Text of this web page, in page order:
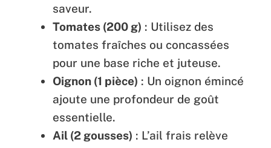
saveur.
Tomates (200 g) : Utilisez des
tomates fraîches ou concassées
pour une base riche et juteuse.
Oignon (1 pièce) : Un oignon émincé
ajoute une profondeur de goût
essentielle.
Ail (2 gousses) : L’ail frais relève